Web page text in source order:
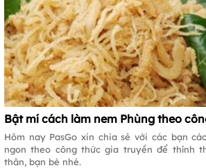
Bật mí cách làm nem Phùng theo
Hôm nay PasGo xin chia sẻ với các bạn
ngon theo công thức gia truyền để thỉnh
thân, bạn bè nhé.